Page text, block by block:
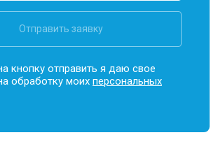
Отправить заявку
кнопку отправить я даю свое
обработку моихперсональных